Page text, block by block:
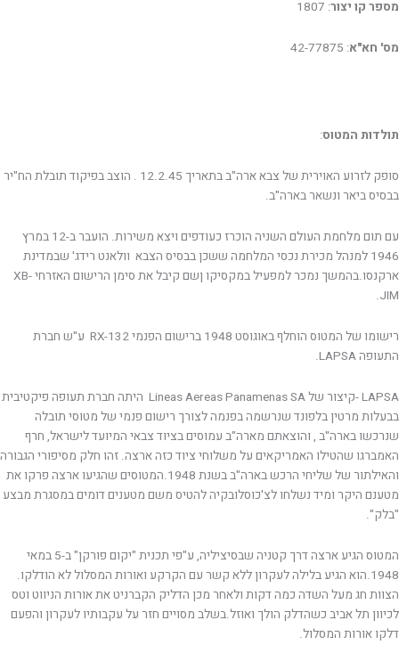
מספר קו יצור: 1807
מס' חא"א: 42-77875
תולדות המטוס:
סופק לזרוע האוירית של צבא ארה"ב בתאריך 12.2.45 . הוצב בפיקוד תובלת הח"יר
בבסיס ביאר ונשאר בארה"ב.
עם תום מלחמת העולם השניה הוכרז כעודפים ויצא משירות. הועבר ב-12 במרץ
1946 למנהל מכירת נכסי המלחמה ששכן בבסיס הצבא וולאנט רידג' שבמדינת
ארקנסו.בהמשך נמכר למפעיל במקסיקו ןשם קיבל את סימן הרישום האזרחי XB-
JIM.
רישומו של המטוס הוחלף באוגוסט 1948 ברישום הפנמי RX-132 ע"ש חברת
התעופה LAPSA.
LAPSA -קיצור של Lineas Aereas Panamenas SA היתה חברת תעופה פיקטיבית
בבעלות מרטין בלפונד שנרשמה בפנמה לצורך רישום פנמי של מטוסי תובלה
שנרכשו בארה"ב , והוצאתם מארה"ב עמוסים בציוד צבאי המיועד לישראל, חרף
האמברגו שהטילו האמריקאים על משלוחי ציוד כזה ארצה. זהו חלק מסיפורי הגבורה
והאילתור של שליחי הרכש בארה"ב בשנת 1948.המטוסים שהגיעו ארצה פרקו את
מטענם היקר ומיד נשלחו לצ'כוסלובקיה להטיס משם מטענים דומים במסגרת מבצע
"בלק".
המטוס הגיע ארצה דרך קטניה שבסיציליה, ע"פי תכנית "יקום פורקן" ב-5 במאי
1948.הוא הגיע בלילה לעקרון ללא קשר עם הקרקע ואורות המסלול לא הודלקו.
הצוות חג מעל השדה כמה דקות ולאחר מכן הדליק הקברניט את אורות הניווט וטס
לכיוון תל אביב כשהדלק הולך ואוזל.בשלב מסויים חזר על עקבותיו לעקרון והפעם
דלקו אורות המסלול.